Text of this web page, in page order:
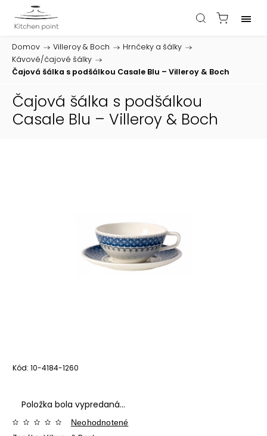
Domov / Villeroy & Boch / Hrnčeky a šálky /
Kávové/čajové šálky /
Čajová šálka s podšálkou Casale Blu – Villeroy & Boch
Čajová šálka s podšálkou
Casale Blu – Villeroy & Boch
Kód: 10-4184-1260
Položka bola vypredaná…
Neohodnotené